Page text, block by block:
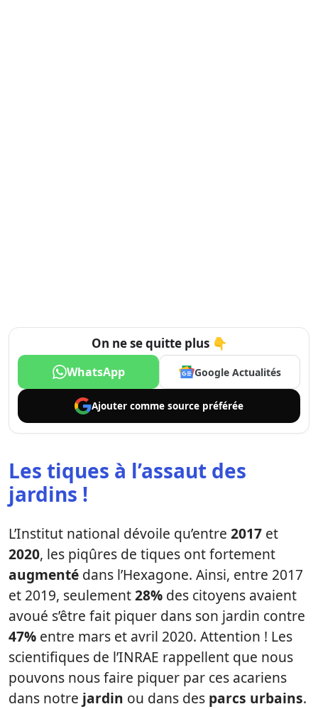
On ne se quitte plus 👇
WhatsApp Google Actualités
Ajouter comme source préférée
Les tiques à l’assaut des
jardins !
L’Institut national dévoile qu’entre 2017 et
2020, les piqûres de tiques ont fortement
augmenté dans l’Hexagone. Ainsi, entre 2017
et 2019, seulement28% des citoyens avaient
avoué s’être fait piquer dans son jardin contre
47% entre mars et avril 2020. Attention ! Les
scientifiques de l’INRAE rappellent que nous
pouvons nous faire piquer par ces acariens
dans notre jardin ou dans des parcs urbains.